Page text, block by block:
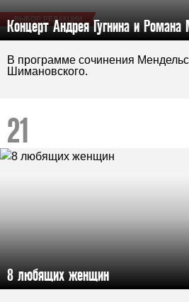
ВЫБОР РЕДАКЦИИ
Концерт Андрея Гугнина и Романа
В программе сочинения
Шимановского.
8 любящих женщин